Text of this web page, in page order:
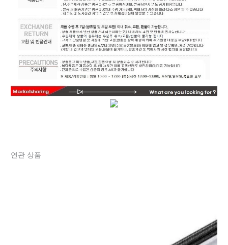
연관 상품